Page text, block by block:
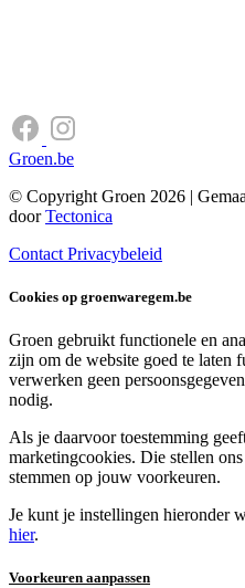
Groen.be
© Copyright Groen 2026 |
doorTectonica
Contact Privacybeleid
Cookies op groenwaregem.be
Groen gebruikt functionele en
zijn om de website goed te laten
verwerken geen
nodig.
Als je daarvoor toestemming
marketingcookies. Die stellen
stemmen op jouw voorkeuren.
Je kunt je instellingen hieronder
hier.
Voorkeuren aanpassen